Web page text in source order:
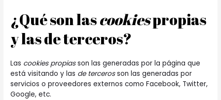
¿Qué son lascookiespropias
y las de terceros?
Las cookies propiasson las generadas por la página que
está visitando y las de tercerosson las generadas por
servicios o proveedores externos como Facebook, Twitter,
Google, etc.